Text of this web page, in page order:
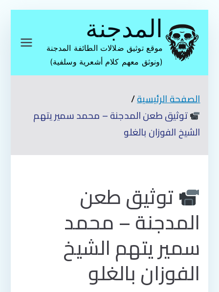
المحتوى
المدجنة
موقع توثيق ضلالات الطائفة المدجنة
(ونوثق معهم كلام أشعرية وسلفية)
الصفحة الرئيسية
توثيق طعن المدجنة – محمد سمير يتهم
الشيخ الفوزان بالغلو
توثيق طعن
المدجنة – محمد
سمير يتهم الشيخ
الفوزان بالغلو